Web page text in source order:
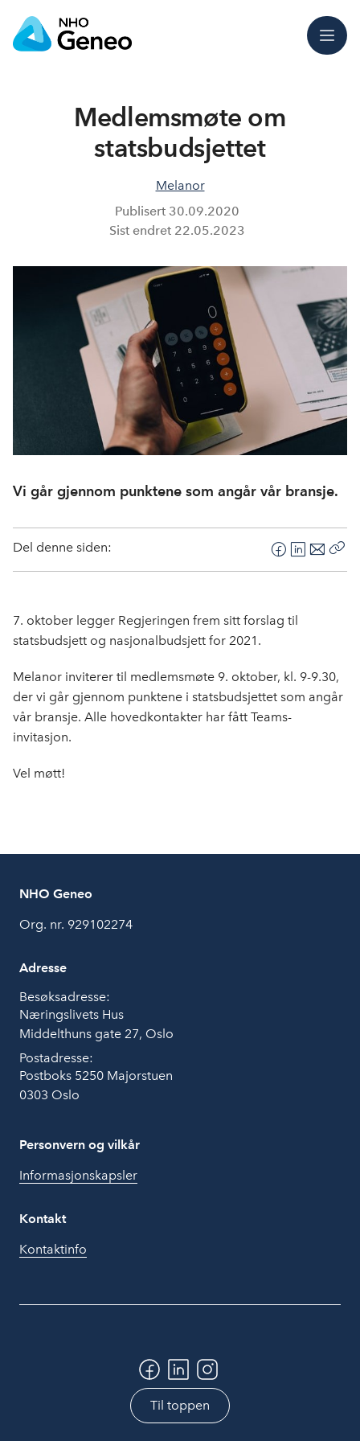
Meny
Medlemsmøte om
statsbudsjettet
Melanor
Publisert 30.09.2020
Sist endret 22.05.2023
Vi går gjennom punktene som angår vår bransje.
Del denne siden:
F
a
e
o
k
L
i
k
I
n
E
-
7. oktober legger Regjeringen frem sitt forslag til
statsbudsjett og nasjonalbudsjett for 2021.
Melanor inviterer til medlemsmøte 9. oktober, kl. 9-9.30,
der vi går gjennom punktene i statsbudsjettet som angår
vår bransje. Alle hovedkontakter har fått Teams-
invitasjon.
Vel møtt!
NHO Geneo
Org. nr. 929102274
Adresse
Besøksadresse:
Næringslivets Hus
Middelthuns gate 27, Oslo
Postadresse:
Postboks 5250 Majorstuen
0303 Oslo
Personvern og vilkår
Informasjonskapsler
Kontakt
Kontaktinfo
Til toppen